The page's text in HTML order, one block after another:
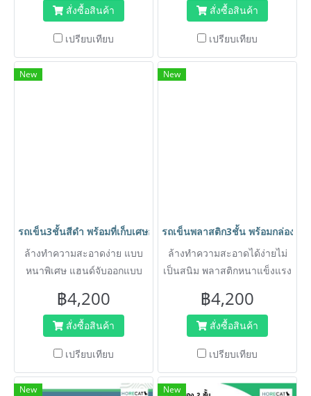
สั่งซื้อสินค้า
เปรียบเทียบ
หนา ไม่กรอบ ไม่แตกง่าย ไม่
เหม็น
สั่งซื้อสินค้า
เปรียบเทียบ
New
รถเข็น3ชั้นสีดำ พร้อมที่เก็บเศษอาหารสีดำ หรือเก็บช้อน แบบหนาพิเศ
ล้างทำความสะอาดง่าย แบบ
หนาพิเศษ แฮนด์จับออกแบบ
฿4,200
สั่งซื้อสินค้า
เปรียบเทียบ
New
รถเข็นพลาสติก3ชั้น พร้อมกล่องใส่
ล้างทำความสะอาดได้ง่ายไม่
เป็นสนิม พลาสติกหนาแข็งแรง
฿4,200
สั่งซื้อสินค้า
เปรียบเทียบ
New New